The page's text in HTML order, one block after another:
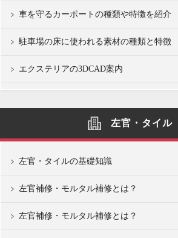
車を守るカーポートの種類や特徴を紹介
駐車場の床に使われる素材の種類と特徴
エクステリアの3DCAD案内
左官・タイル
左官・タイルの基礎知識
左官補修・モルタル補修とは？
左官補修・モルタル補修とは？